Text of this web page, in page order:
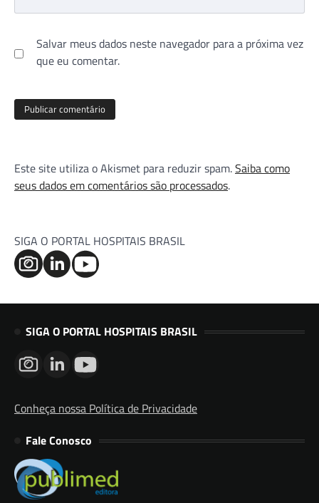
Salvar meus dados neste navegador para a próxima vez
que eu comentar.
Este site utiliza o Akismet para reduzir spam.Saiba como
seus dados em comentários são processados.
SIGA O PORTAL HOSPITAIS BRASIL
SIGA O PORTAL HOSPITAIS BRASIL
Conheça nossa Política de Privacidade
Fale Conosco